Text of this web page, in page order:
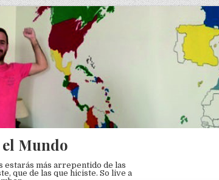
Mundo
estarás más arrepentido de las
que de las que hiciste. So live a